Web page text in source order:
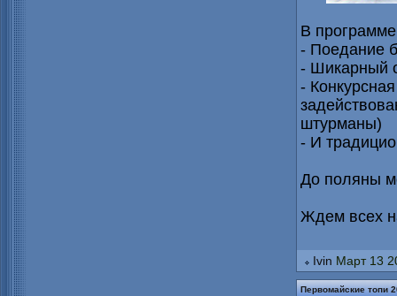
В
- Поедание
- Шикарный
-
штурманы)
- И
До поляны
Ждем всех
Ivin Март 13
Первомайские топи